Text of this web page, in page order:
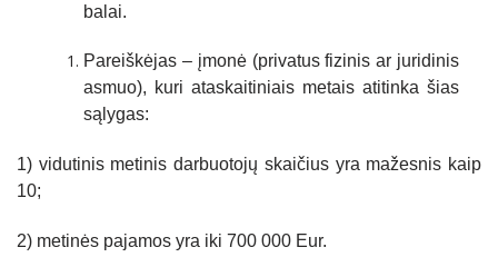
balai.
Pareiškėjas – įmonė (privatus fizinis ar juridinis
asmuo), kuri ataskaitiniais metais atitinka šias
sąlygas:
1) vidutinis metinis darbuotojų skaičius yra mažesnis kaip
10;
2) metinės pajamos yra iki 700 000 Eur.